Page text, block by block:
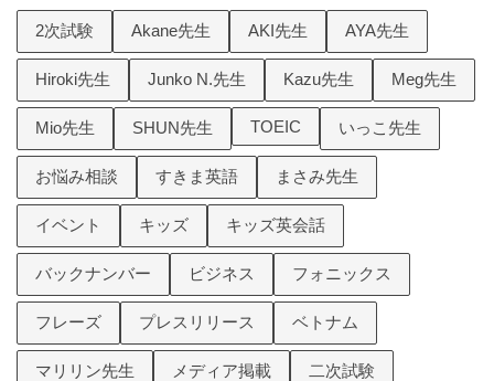
2次試験 Akane先生 AKI先生 AYA先生
Hiroki先生 Junko N.先生 Kazu先生 Meg先生
Mio先生 SHUN先生 TOEIC いっこ先生
お悩み相談 すきま英語 まさみ先生
イベント キッズ キッズ英会話
バックナンバー ビジネス フォニックス
フレーズ プレスリリース ベトナム
マリリン先生 メディア掲載 二次試験